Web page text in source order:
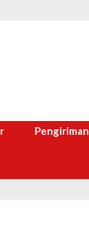
Pengiriman